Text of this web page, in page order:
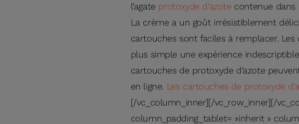
l’agate protoxyde d’azote contenue dans
La crème a un goût irrésistiblement
cartouches sont faciles à remplacer.
plus simple une expérience
cartouches de protoxyde d’azote
en ligne. Les cartouches de protoxyde
[/vc_column_inner][/vc_row_inner][/
column_padding_tablet= »inherit »